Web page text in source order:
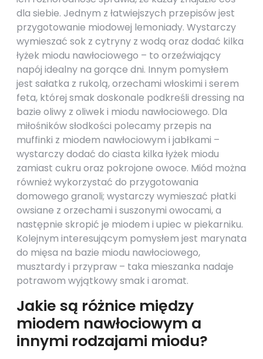
dla siebie. Jednym z łatwiejszych przepisów jest
przygotowanie miodowej lemoniady. Wystarczy
wymieszać sok z cytryny z wodą oraz dodać kilka
łyżek miodu nawłociowego – to orzeźwiający
napój idealny na gorące dni. Innym pomysłem
jest sałatka z rukolą, orzechami włoskimi i serem
feta, której smak doskonale podkreśli dressing na
bazie oliwy z oliwek i miodu nawłociowego. Dla
miłośników słodkości polecamy przepis na
muffinki z miodem nawłociowym i jabłkami –
wystarczy dodać do ciasta kilka łyżek miodu
zamiast cukru oraz pokrojone owoce. Miód można
również wykorzystać do przygotowania
domowego granoli; wystarczy wymieszać płatki
owsiane z orzechami i suszonymi owocami, a
następnie skropić je miodem i upiec w piekarniku.
Kolejnym interesującym pomysłem jest marynata
do mięsa na bazie miodu nawłociowego,
musztardy i przypraw – taka mieszanka nadaje
potrawom wyjątkowy smak i aromat.
Jakie są różnice między
miodem nawłociowym a
innymi rodzajami miodu?